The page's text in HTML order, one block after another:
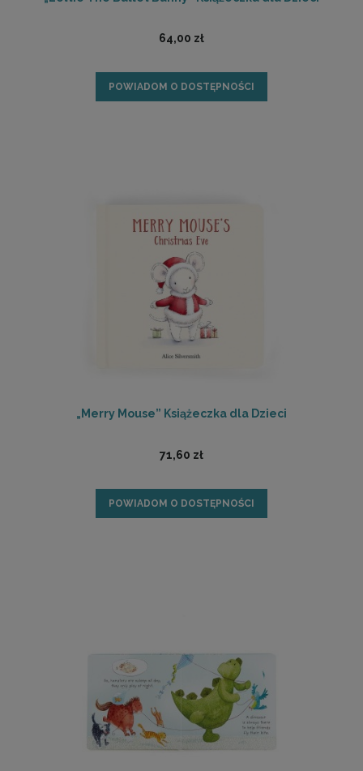
64,00 zł
POWIADOM O DOSTĘPNOŚCI
„Merry Mouse” Książeczka dla Dzieci
71,60 zł
POWIADOM O DOSTĘPNOŚCI